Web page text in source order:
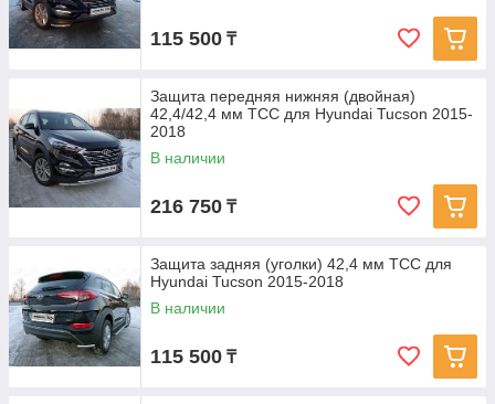
115 500 ₸
Защита передняя нижняя (двойная)
42,4/42,4 мм ТСС для Hyundai Tucson 2015-
2018
В наличии
216 750 ₸
Защита задняя (уголки) 42,4 мм ТСС для
Hyundai Tucson 2015-2018
В наличии
115 500 ₸